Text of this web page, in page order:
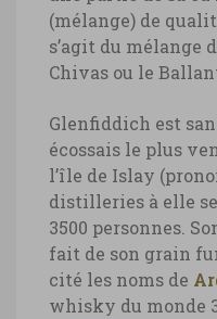
(mélange) de
s’agit du mélange
Chivas ou le
Glenfiddich est
écossais le plus
l’île de Islay
distilleries à elle
3500 personnes.
fait de son grain
cité les noms de
whisky du monde